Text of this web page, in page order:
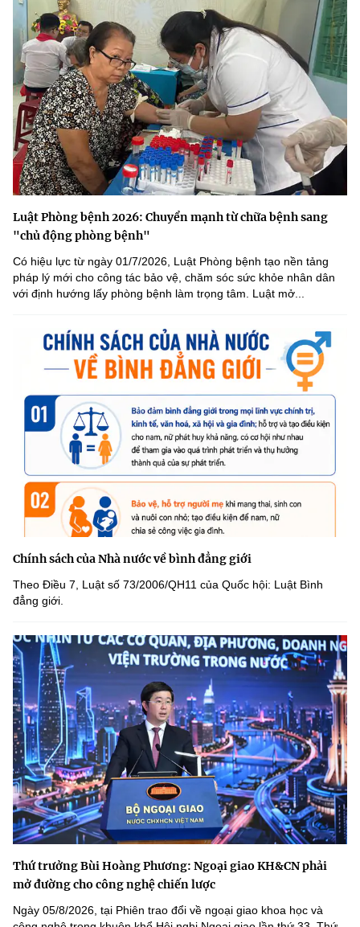
Luật Phòng bệnh 2026: Chuyển mạnh từ chữa bệnh sang
"chủ động phòng bệnh"
Có hiệu lực từ ngày 01/7/2026, Luật Phòng bệnh tạo nền tảng
pháp lý mới cho công tác bảo vệ, chăm sóc sức khỏe nhân dân
với định hướng lấy phòng bệnh làm trọng tâm. Luật mở...
Chính sách của Nhà nước về bình đẳng giới
Theo Điều 7, Luật số 73/2006/QH11 của Quốc hội: Luật Bình
đẳng giới.
Thứ trưởng Bùi Hoàng Phương: Ngoại giao KH&CN phải
mở đường cho công nghệ chiến lược
Ngày 05/8/2026, tại Phiên trao đổi về ngoại giao khoa học và